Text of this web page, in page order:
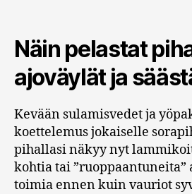
Näin pelastat
ajoväylät ja
Kevään sulamisvedet ja
koettelemus jokaiselle
pihallasi näkyy nyt
kohtia tai ”ruoppaantuneita”
toimia ennen kuin vauriot